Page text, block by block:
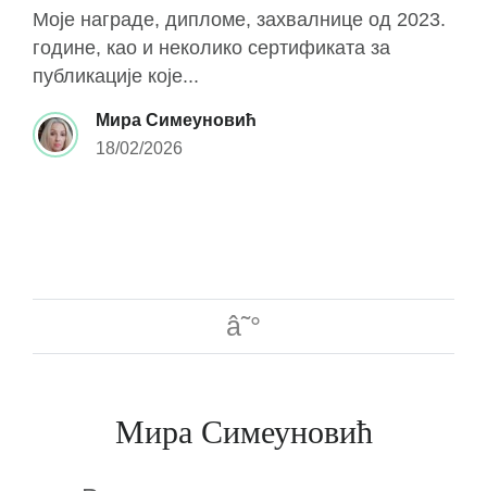
Моје награде, дипломе, захвалнице од 2023.
године, као и неколико сертификата за
публикације које...
Мира Симеуновић
18/02/2026
Мира Симеуновић